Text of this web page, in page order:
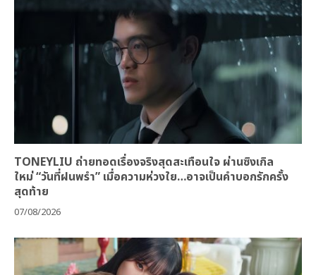
TONEYLIU ถ่ายทอดเรื่องจริงสุดสะเทือนใจ ผ่านซิงเกิล
ใหม่ “วันที่ฝนพรำ” เมื่อความห่วงใย…อาจเป็นคำบอกรักครั้ง
สุดท้าย
07/08/2026